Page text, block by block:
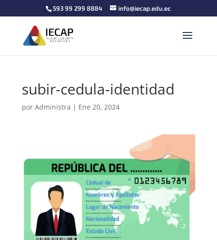
593 99 299 8884 info@iecap.edu.ec
subir-cedula-identidad
por Administra | Ene 20, 2024